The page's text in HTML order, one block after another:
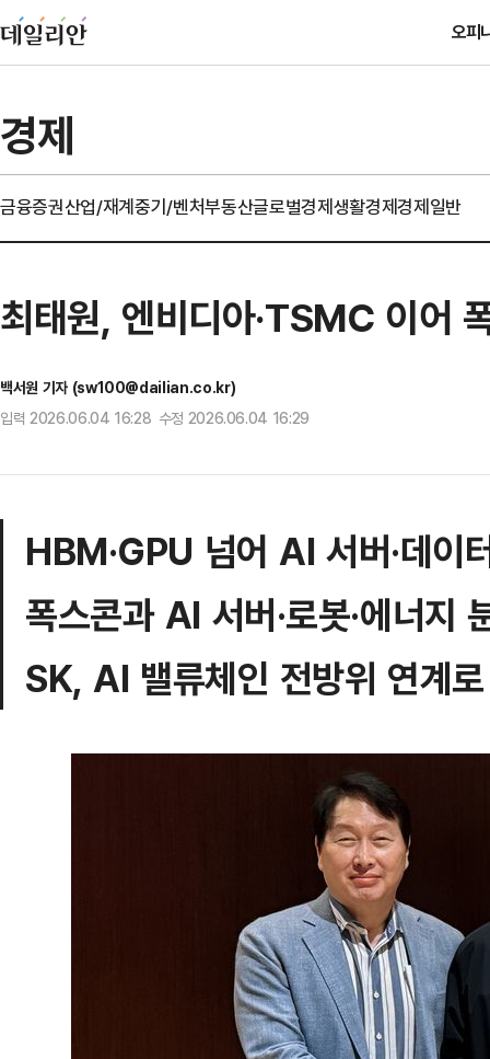
오피
경제
금융증권산업/재계중기/벤처부동산글로벌경제생활경제경제일반
최태원, 엔비디아·TSMC 이어
백서원 기자 (sw100@dailian.co.kr)
입력 2026.06.04 16:28 수정 2026.06.04 16:29
HBM·GPU 넘어 AI 서버·데이
폭스콘과 AI 서버·로봇·에너지
SK, AI 밸류체인 전방위 연계